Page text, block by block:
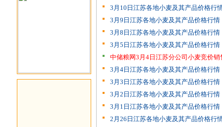
3月10日江苏各地小麦及其产品价格行
3月9日江苏各地小麦及其产品价格行情
3月8日江苏各地小麦及其产品价格行情
3月5日江苏各地小麦及其产品价格行情
中储粮网3月4日江苏分公司小麦竞价销
3月4日江苏各地小麦及其产品价格行情
3月3日江苏各地小麦及其产品价格行情
3月2日江苏各地小麦及其产品价格行情
3月1日江苏各地小麦及其产品价格行情
2月26日江苏各地小麦及其产品价格行